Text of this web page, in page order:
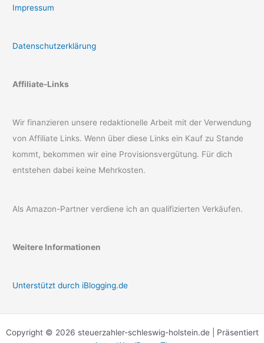
Impressum
Datenschutzerklärung
Affiliate-Links
Wir finanzieren unsere redaktionelle Arbeit mit der Verwendung
von Affiliate Links. Wenn über diese Links ein Kauf zu Stande
kommt, bekommen wir eine Provisionsvergütung. Für dich
entstehen dabei keine Mehrkosten.
Als Amazon-Partner verdiene ich an qualifizierten Verkäufen.
Weitere Informationen
Unterstützt durch iBlogging.de
Copyright © 2026 steuerzahler-schleswig-holstein.de | Präsentiert